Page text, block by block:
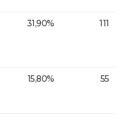
31,90% 111
15,80% 55